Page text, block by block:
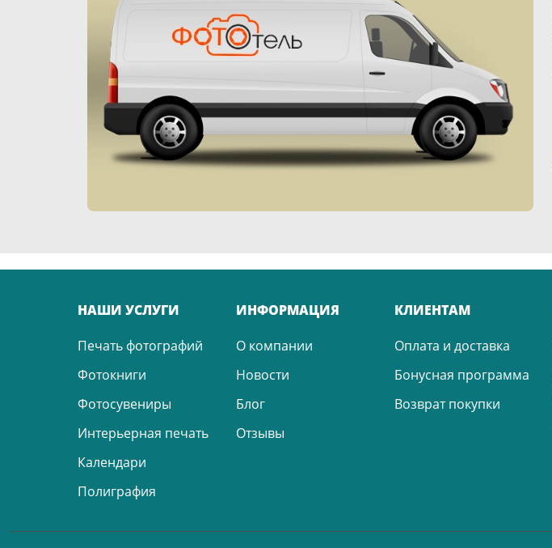
НАШИ УСЛУГИ
Печать фотографий
Фотокниги
Фотосувениры
Интерьерная печать
Календари
Полиграфия
ИНФОРМАЦИЯ
О компании
Новости
Блог
Отзывы
КЛИЕНТАМ
Оплата и доставка
Бонусная программа
Возврат покупки